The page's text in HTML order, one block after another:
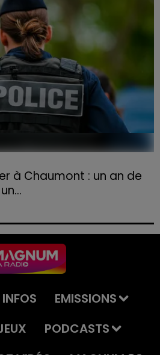
à Chaumont : un an de
de son véhicule.
INFOS
EMISSIONS
PODCASTS